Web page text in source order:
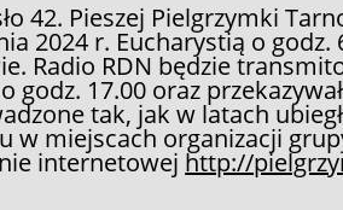
42. Pieszej Pielgrzymki
2024 r. Eucharystią o
Radio RDN będzie
godz. 17.00 oraz
tak, jak w latach
w miejscach organizacji
internetowej http://